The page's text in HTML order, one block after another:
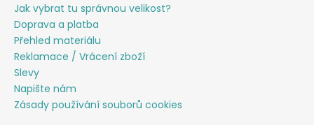
Jak vybrat tu správnou velikost?
Doprava a platba
Přehled materiálu
Reklamace / Vrácení zboží
Slevy
Napište nám
Zásady používání souborů cookies